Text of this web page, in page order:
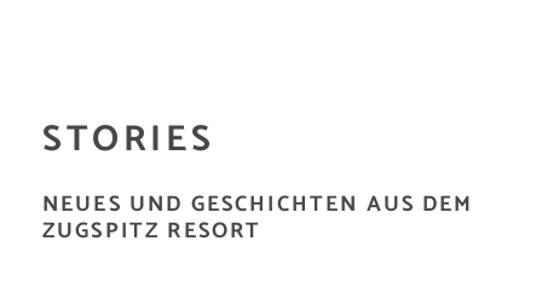
STORIES
NEUES UND GESCHICHTEN AUS DEM
ZUGSPITZ RESORT